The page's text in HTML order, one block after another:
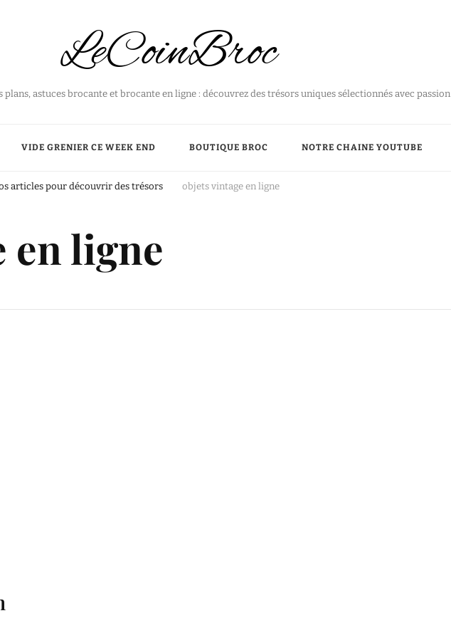
LeCoinBroc
plans, astuces brocante et brocante en ligne : découvrez des trésors uniques sélectionnés avec passion
VIDE GRENIER CE WEEK END BOUTIQUE BROC NOTRE CHAINE YOUTUBE
articles pour découvrir des trésors objets vintage en ligne
en ligne